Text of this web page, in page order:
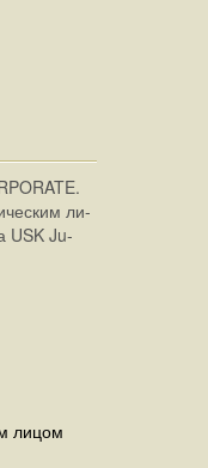
ли­
USK Ju­
ли­цом